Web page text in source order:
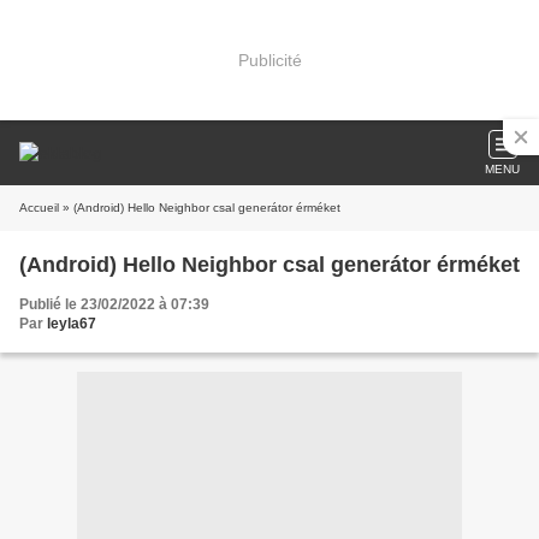
Publicité
MENU
Accueil » (Android) Hello Neighbor csal generátor érméket
(Android) Hello Neighbor csal generátor érméket
Publié le 23/02/2022 à 07:39
Par leyla67